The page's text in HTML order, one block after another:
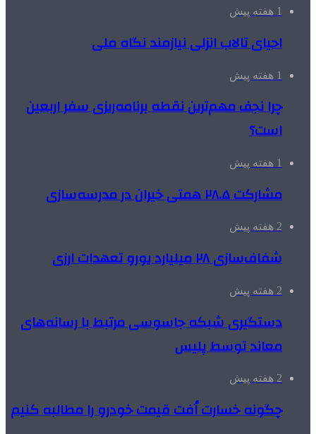
1 هفته پیش
احیای تالاب انزلی نیازمند نگاه ملی
1 هفته پیش
چرا نجف مهم‌ترین نقطه برنامه‌ریزی سفر اربعین
است؟
1 هفته پیش
مشارکت ۲۸.۵ همتی خیران در مدرسه‌سازی
2 هفته پیش
شفاف‌سازی ۲۸ میلیارد یورو تعهدات ارزی
2 هفته پیش
دستگیری شبکه جاسوسی مرتبط با رسانه‌های
معاند توسط پلیس
2 هفته پیش
چگونه خسارت اُفت قیمت خودرو را مطالبه کنیم